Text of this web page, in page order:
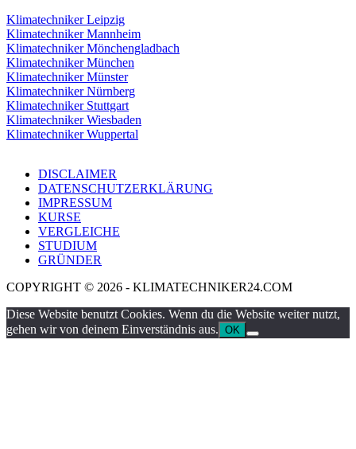
Klimatechniker Leipzig
Klimatechniker Mannheim
Klimatechniker Mönchengladbach
Klimatechniker München
Klimatechniker Münster
Klimatechniker Nürnberg
Klimatechniker Stuttgart
Klimatechniker Wiesbaden
Klimatechniker Wuppertal
DISCLAIMER
DATENSCHUTZERKLÄRUNG
IMPRESSUM
KURSE
VERGLEICHE
STUDIUM
GRÜNDER
COPYRIGHT © 2026 - KLIMATECHNIKER24.COM
Diese Website benutzt Cookies. Wenn du die Website weiter nutzt,
gehen wir von deinem Einverständnis aus. OK